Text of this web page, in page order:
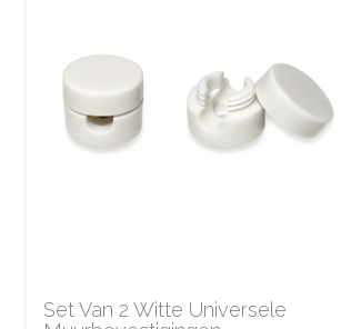
Set Van 2 Witte Universele